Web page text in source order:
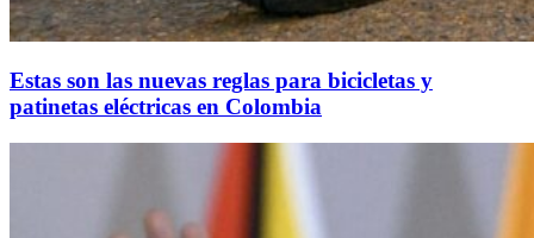
Estas son las nuevas reglas para bicicletas y
patinetas eléctricas en Colombia